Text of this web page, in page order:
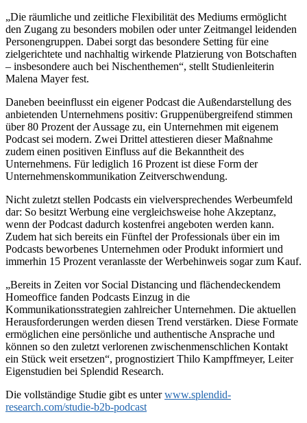
„Die räumliche und zeitliche Flexibilität des Mediums ermöglicht
den Zugang zu besonders mobilen oder unter Zeitmangel leidenden
Personengruppen. Dabei sorgt das besondere Setting für eine
zielgerichtete und nachhaltig wirkende Platzierung von Botschaften
– insbesondere auch bei Nischenthemen“, stellt Studienleiterin
Malena Mayer fest.
Daneben beeinflusst ein eigener Podcast die Außendarstellung des
anbietenden Unternehmens positiv: Gruppenübergreifend stimmen
über 80 Prozent der Aussage zu, ein Unternehmen mit eigenem
Podcast sei modern. Zwei Drittel attestieren dieser Maßnahme
zudem einen positiven Einfluss auf die Bekanntheit des
Unternehmens. Für lediglich 16 Prozent ist diese Form der
Unternehmenskommunikation Zeitverschwendung.
Nicht zuletzt stellen Podcasts ein vielversprechendes Werbeumfeld
dar: So besitzt Werbung eine vergleichsweise hohe Akzeptanz,
wenn der Podcast dadurch kostenfrei angeboten werden kann.
Zudem hat sich bereits ein Fünftel der Professionals über ein im
Podcasts beworbenes Unternehmen oder Produkt informiert und
immerhin 15 Prozent veranlasste der Werbehinweis sogar zum Kauf.
„Bereits in Zeiten vor Social Distancing und flächendeckendem
Homeoffice fanden Podcasts Einzug in die
Kommunikationsstrategien zahlreicher Unternehmen. Die aktuellen
Herausforderungen werden diesen Trend verstärken. Diese Formate
ermöglichen eine persönliche und authentische Ansprache und
können so den zuletzt verlorenen zwischenmenschlichen Kontakt
ein Stück weit ersetzen“, prognostiziert Thilo Kampffmeyer, Leiter
Eigenstudien bei Splendid Research.
Die vollständige Studie gibt es unterwww.splendid-
research.com/studie-b2b-podcast